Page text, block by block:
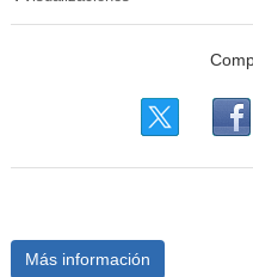
Más información